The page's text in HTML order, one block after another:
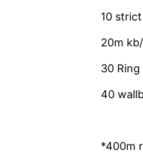
10
20m
30
40
*400m